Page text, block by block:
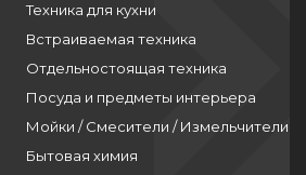
Техника для кухни
Встраиваемая техника
Отдельностоящая техника
Посуда и предметы интерьера
Мойки / Смесители / Измельчители
Бытовая химия